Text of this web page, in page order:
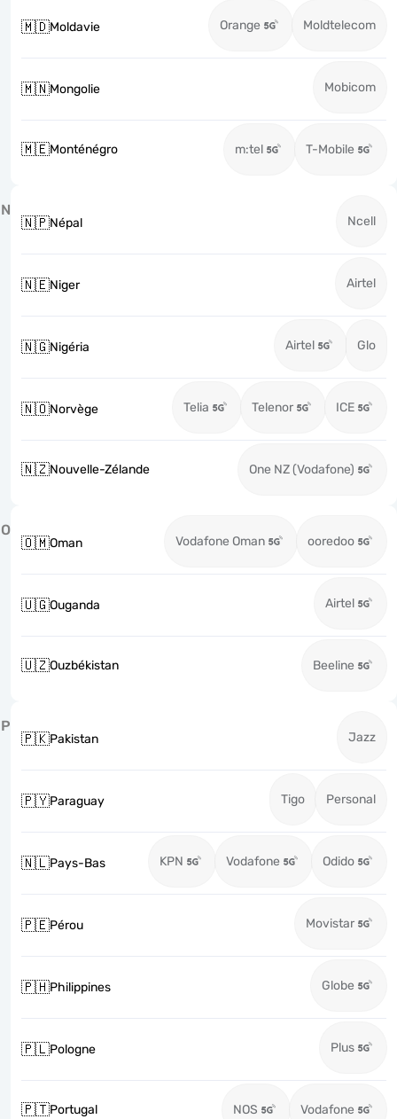
🇲🇩Moldavie Orange Moldtelecom
🇲🇳Mongolie Mobicom
🇲🇪Monténégro m:tel T-Mobile
N
🇳🇵Népal Ncell
🇳🇪Niger Airtel
🇳🇬Nigéria Airtel Glo
🇳🇴Norvège Telia Telenor ICE
🇳🇿Nouvelle-Zélande One NZ (Vodafone)
O
🇴🇲Oman Vodafone Oman ooredoo
🇺🇬Ouganda Airtel
🇺🇿Ouzbékistan Beeline
P
🇵🇰Pakistan Jazz
🇵🇾Paraguay Tigo Personal
🇳🇱Pays-Bas KPN Vodafone Odido
🇵🇪Pérou Movistar
🇵🇭Philippines Globe
🇵🇱Pologne Plus
🇵🇹Portugal NOS Vodafone